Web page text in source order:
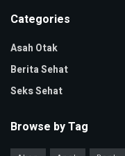
Categories
Asah Otak
Berita Sehat
Seks Sehat
Browse by Tag